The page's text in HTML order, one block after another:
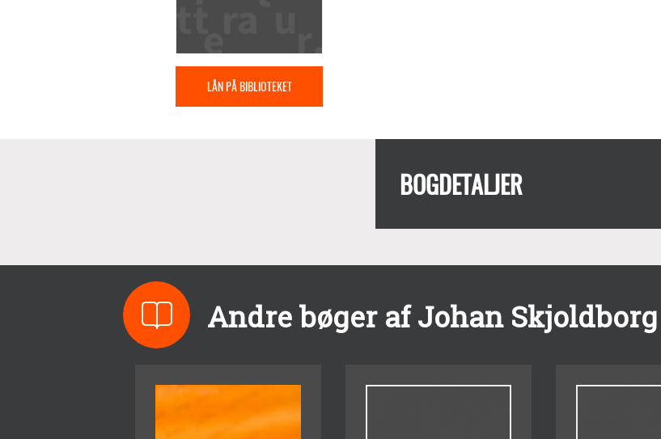
LÅN PÅ BIBLIOTEKET
BOGDETALJER
Andre bøger af Johan Skjoldborg